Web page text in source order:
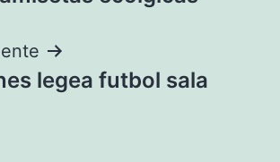
legea futbol sala